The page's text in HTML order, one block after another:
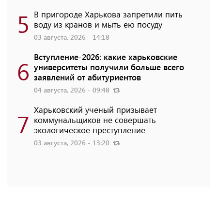
5 В пригороде Харькова запретили пить
воду из кранов и мыть ею посуду
03 августа, 2026 - 14:18
6 Вступление-2026: какие харьковские
университеты получили больше всего
заявлений от абитуриентов
04 августа, 2026 - 09:48
7 Харьковский ученый призывает
коммунальщиков не совершать
экологическое преступление
03 августа, 2026 - 13:20